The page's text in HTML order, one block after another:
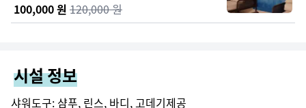
시설 정보
샤워도구: 샴푸, 린스, 바디, 고데기제공
100,000원 120,000원